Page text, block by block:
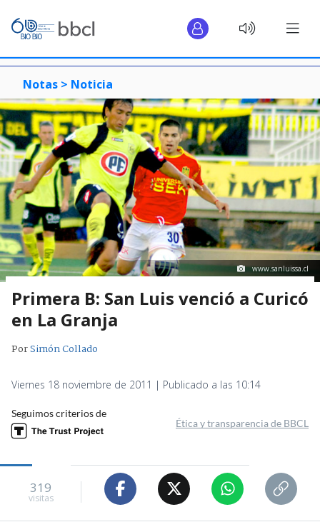
Notas > Noticia
www.sanluissa.cl
Primera B: San Luis venció a Curicó
en La Granja
PorSimón Collado
Viernes 18 noviembre de 2011 | Publicado a las 10:14
Seguimos criterios de
Ética y transparencia de BBCL
319
visitas